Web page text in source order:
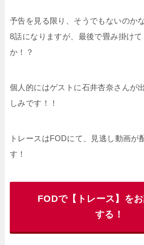
予告を見る限り、そうでもないのか
8話になりますが、最後で畳み掛けて
か！？
個人的にはゲストに石井杏奈さんが
しみです！！
トレースはFODにて、見逃し動画が
す！
FODで【トレース】を
する！